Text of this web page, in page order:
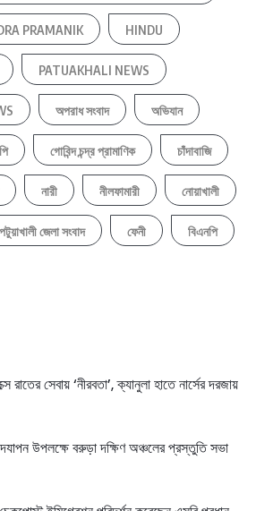
PRAMANIK HINDU
PATUAKHALI NEWS
অপরাধ সংবাদ অভিযান
গোবিন্দ চন্দ্র প্রামাণিক চাঁদাবাজি
নারী নীলফামারী নোয়াখালী
পটুয়াখালী জেলা সংবাদ ফেনী বিএনপি
রাতের সেবায় ‘নীরবতা’, ক্যানুলা হাতে নার্সের দরজায়
উপলক্ষে বরুড়া দক্ষিণ অঞ্চলের প্রস্তুতি সভা